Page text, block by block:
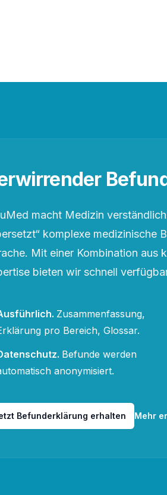
macht Medizin
komplexe medizinische
Mit einer Kombination aus
bieten wir schnell
. Zusammenfassung,
pro Bereich, Glossar.
. Befunde werden
anonymisiert.
Befunderklärung erhalten Mehr